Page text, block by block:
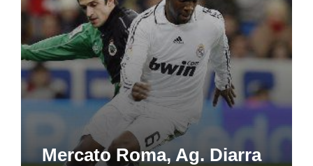
Mercato Roma, Ag. Diarra